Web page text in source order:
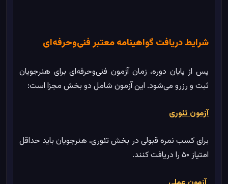
شرایط دریافت گواهینامه معتبر فنی‌وحرفه‌ای
پس از پایان دوره، زمان آزمون فنی‌وحرفه‌ای برای هنرجویان
ثبت و رزرو می‌شود. این آزمون شامل دو بخش مجزا است:
آزمون تئوری
برای کسب نمره قبولی در بخش تئوری، هنرجویان باید حداقل
امتیاز ۵۰ را دریافت کنند.